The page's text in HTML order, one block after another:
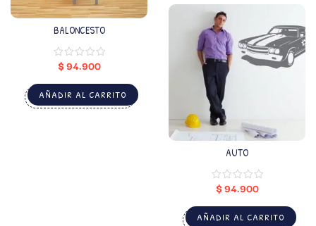
BALONCESTO
$94.900
AÑADIR AL CARRITO
AUTO
$94.900
AÑADIR AL CARRITO